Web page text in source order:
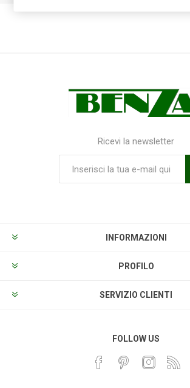
Ricevi la newsletter
INFORMAZIONI
PROFILO
SERVIZIO CLIENTI
FOLLOW US